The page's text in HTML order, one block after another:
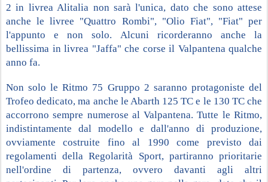
2 in livrea Alitalia non sarà l'unica, dato che sono attese
anche le livree "Quattro Rombi", "Olio Fiat", "Fiat" per
l'appunto e non solo. Alcuni ricorderanno anche la
bellissima in livrea "Jaffa" che corse il Valpantena qualche
anno fa.
Non solo le Ritmo 75 Gruppo 2 saranno protagoniste del
Trofeo dedicato, ma anche le Abarth 125 TC e le 130 TC che
accorrono sempre numerose al Valpantena. Tutte le Ritmo,
indistintamente dal modello e dall'anno di produzione,
ovviamente costruite fino al 1990 come previsto dai
regolamenti della Regolarità Sport, partiranno prioritarie
nell'ordine di partenza, ovvero davanti agli altri